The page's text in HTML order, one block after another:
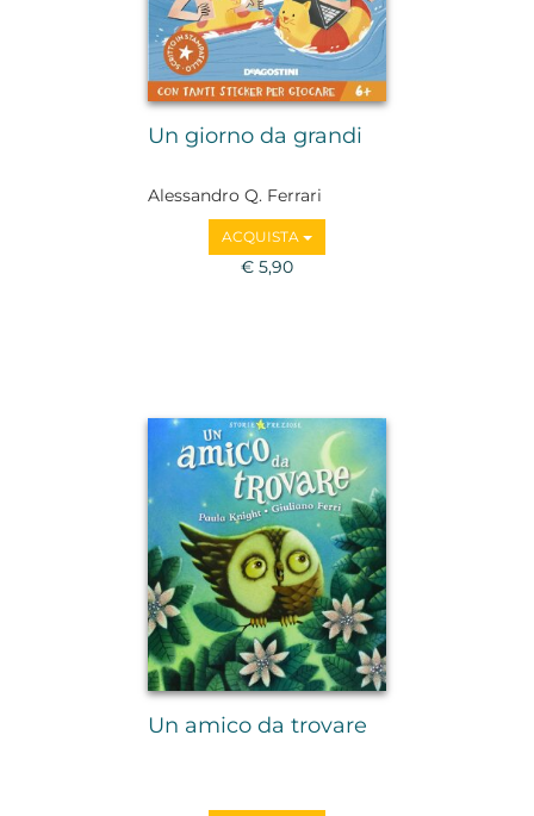
Un giorno da grandi
Alessandro Q. Ferrari
ACQUISTA
€ 5,90
Un amico da trovare